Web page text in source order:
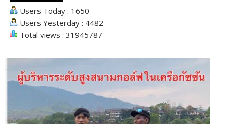
Users Today : 1650
Users Yesterday : 4482
Total views : 31945787